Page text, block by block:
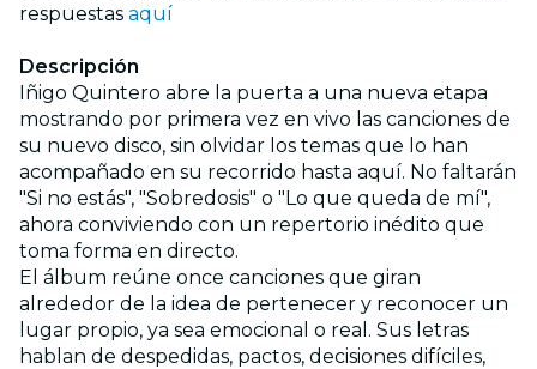
respuestas aquí
Descripción
Iñigo Quintero abre la puerta a una nueva etapa
mostrando por primera vez en vivo las canciones de
su nuevo disco, sin olvidar los temas que lo han
acompañado en su recorrido hasta aquí. No faltarán
"Si no estás", "Sobredosis" o "Lo que queda de mí",
ahora conviviendo con un repertorio inédito que
toma forma en directo.
El álbum reúne once canciones que giran
alrededor de la idea de pertenecer y reconocer un
lugar propio, ya sea emocional o real. Sus letras
hablan de despedidas, pactos, decisiones difíciles,